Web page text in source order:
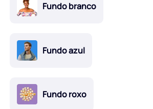
Fundo branco
Fundo azul
Fundo roxo